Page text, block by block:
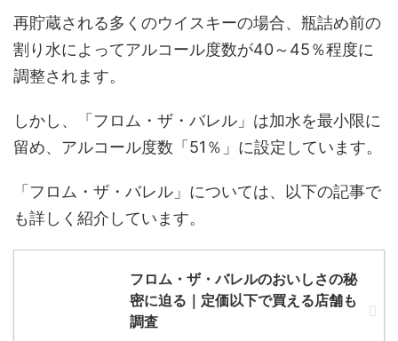
再貯蔵される多くのウイスキーの場合、瓶詰め前の
割り水によってアルコール度数が40～45％程度に
調整されます。
しかし、「フロム・ザ・バレル」は加水を最小限に
留め、アルコール度数「51％」に設定しています。
「フロム・ザ・バレル」については、以下の記事で
も詳しく紹介しています。
フロム・ザ・バレルのおいしさの秘
密に迫る｜定価以下で買える店舗も
調査